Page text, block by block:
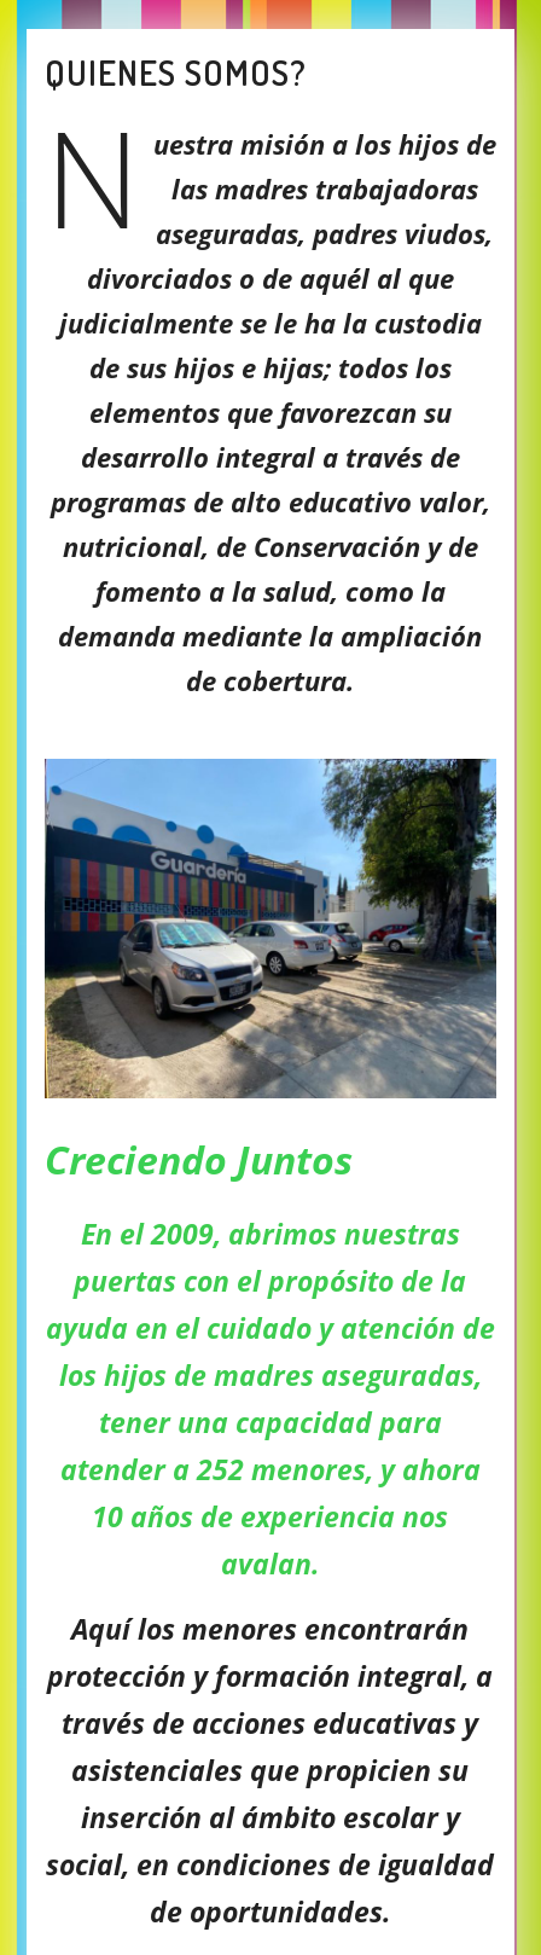
QUIENES SOMOS?
N
uestra misión a los hijos de
las madres trabajadoras
aseguradas, padres viudos,
divorciados o de aquél al que
judicialmente se le ha la custodia
de sus hijos e hijas; todos los
elementos que favorezcan su
desarrollo integral a través de
programas de alto educativo valor,
nutricional, de Conservación y de
fomento a la salud, como la
demanda mediante la ampliación
de cobertura.
Creciendo Juntos
En el 2009, abrimos nuestras
puertas con el propósito de la
ayuda en el cuidado y atención de
los hijos de madres aseguradas,
tener una capacidad para
atender a 252 menores, y ahora
10 años de experiencia nos
avalan.
Aquí los menores encontrarán
protección y formación integral, a
través de acciones educativas y
asistenciales que propicien su
inserción al ámbito escolar y
social, en condiciones de igualdad
de oportunidades.